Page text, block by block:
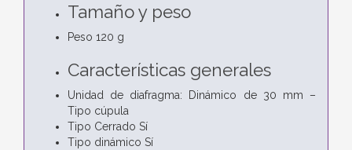
Tamaño y peso
Peso 120 g
Características generales
Unidad de diafragma: Dinámico de 30 mm –
Tipo cúpula
Tipo Cerrado Sí
Tipo dinámico Sí